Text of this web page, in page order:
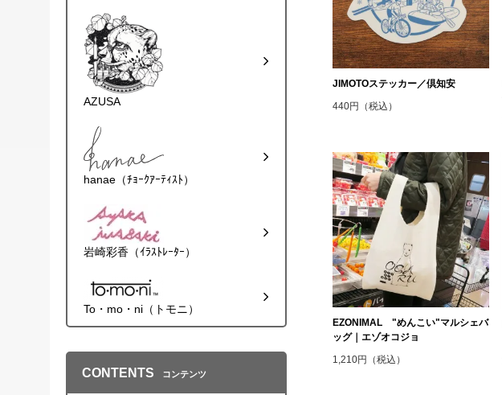
JIMOTOステッカー／倶知安
440円（税込）
EZONIMAL "めんこい"マルシェバ
ッグ｜エゾオコジョ
1,210円（税込）
AZUSA
hanae（ﾁｮｰｸｱｰﾃｨｽﾄ）
岩崎彩香（ｲﾗｽﾄﾚｰﾀｰ）
To・mo・ni（トモニ）
CONTENTS コンテンツ